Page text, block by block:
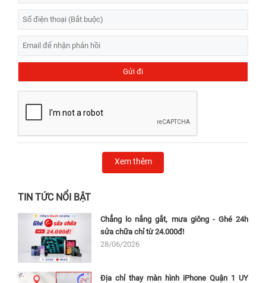
Xem thêm
TIN TỨC NỔI BẬT
Chẳng lo nắng gắt, mưa giông - Ghé 24h
sửa chữa chỉ từ 24.000đ!
28/06/2026
Địa chỉ thay màn hình iPhone Quận 1 UY